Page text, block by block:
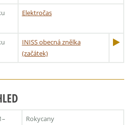
Elektročas
INISS obecná znělka
(začátek)
Rokycany